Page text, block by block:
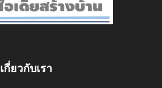
เกี่ยวกับเรา